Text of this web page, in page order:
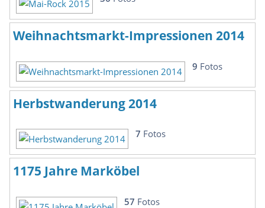
Weihnachtsmarkt-Impressionen 2014
9 Fotos
Herbstwanderung 2014
7 Fotos
1175 Jahre Marköbel
57 Fotos